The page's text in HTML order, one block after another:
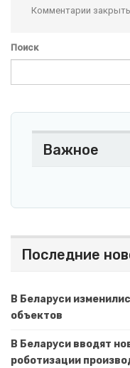
Комментарии
Поиск
Важное
Последние
В Беларуси
объектов
В Беларуси вводят
роботизации